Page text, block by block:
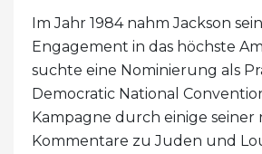
Im Jahr 1984 nahm Jackson
Engagement in das höchste
suchte eine Nominierung als
Democratic National
Kampagne durch einige seiner
Kommentare zu Juden und